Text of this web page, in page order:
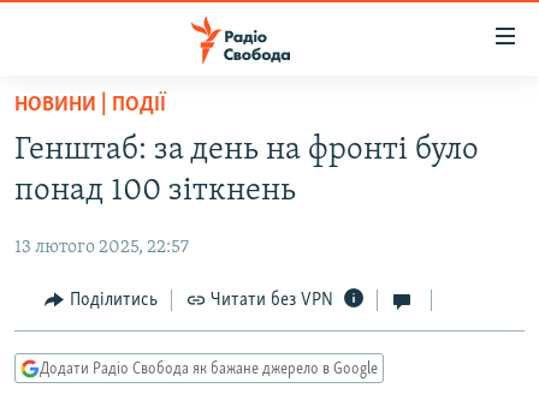
Перейти
основного
матеріалу
до
навігації
Перейти
до
РАДІО СВОБОДА – 70 РОКІВ
ПОЛІТИКА
ЕКОНОМІКА
КУЛЬТУРА
ВІЙНА
РОСІЙСЬКА «ФІЛЬТРАЦІЯ»
КРИМ.РЕАЛІЇ
НОВИНИ | ПОДІЇ
Генштаб: за день на фронті було
понад 100 зіткнень
13 лютого 2025, 22:57
Поділитись Читати без VPN
Додати Радіо Свобода як бажане джерело в Google